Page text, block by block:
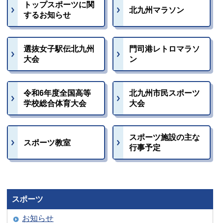
トップスポーツに関
するお知らせ
北九州マラソン
選抜女子駅伝北九州
大会
門司港レトロマラソ
ン
令和6年度全国高等
学校総合体育大会
北九州市民スポーツ
大会
スポーツ教室
スポーツ施設の主な
行事予定
スポーツ
お知らせ